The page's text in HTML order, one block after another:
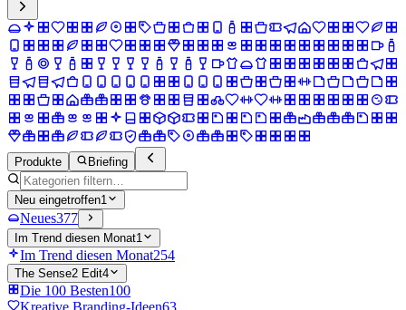
Produkte Briefing
Neu eingetroffen1
Neues377
Im Trend diesen Monat1
Im Trend diesen Monat254
The Sense2 Edit4
Die 100 Besten100
Kreative Branding-Ideen63